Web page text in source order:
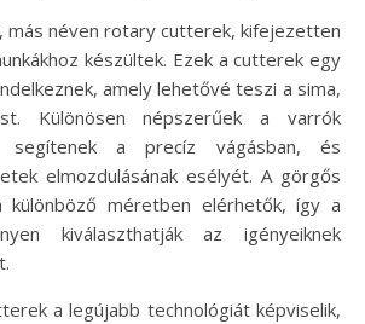
más néven rotary cutterek, kifejezetten
készültek. Ezek a cutterek egy
amely lehetővé teszi a sima,
Különösen népszerűek a varrók
segítenek a precíz vágásban, és
elmozdulásának esélyét. A görgős
különböző méretben elérhetők, így a
kiválaszthatják az igényeiknek
a legújabb technológiát képviselik,